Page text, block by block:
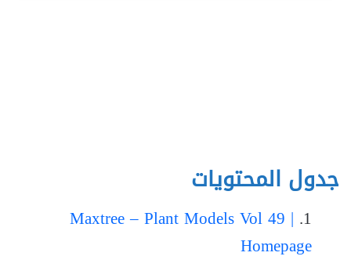
جدول المحتويات
Maxtree – Plant Models Vol 49 |
Homepage